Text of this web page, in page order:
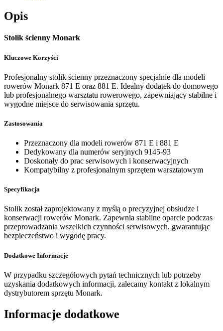
Opis
Stolik ścienny Monark
Kluczowe Korzyści
Profesjonalny stolik ścienny przeznaczony specjalnie dla modeli
rowerów Monark 871 E oraz 881 E. Idealny dodatek do domowego
lub profesjonalnego warsztatu rowerowego, zapewniający stabilne i
wygodne miejsce do serwisowania sprzętu.
Zastosowania
Przeznaczony dla modeli rowerów 871 E i 881 E
Dedykowany dla numerów seryjnych 9145-93
Doskonały do prac serwisowych i konserwacyjnych
Kompatybilny z profesjonalnym sprzętem warsztatowym
Specyfikacja
Stolik został zaprojektowany z myślą o precyzyjnej obsłudze i
konserwacji rowerów Monark. Zapewnia stabilne oparcie podczas
przeprowadzania wszelkich czynności serwisowych, gwarantując
bezpieczeństwo i wygodę pracy.
Dodatkowe Informacje
W przypadku szczegółowych pytań technicznych lub potrzeby
uzyskania dodatkowych informacji, zalecamy kontakt z lokalnym
dystrybutorem sprzętu Monark.
Informacje dodatkowe